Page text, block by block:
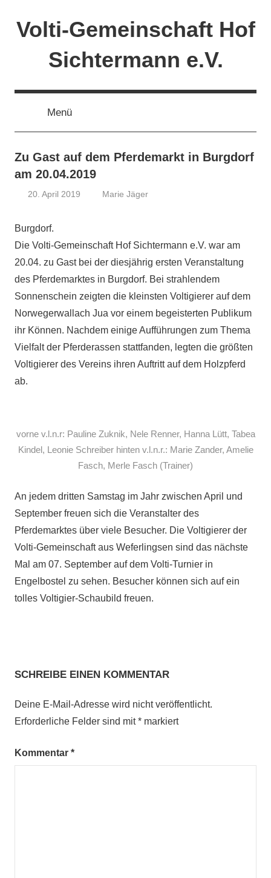
InhaltVolti-Gemeinschaft Hof
Sichtermann e.V.
Menü
Zu Gast auf dem Pferdemarkt in Burgdorf
am 20.04.2019
20. April 2019
Marie Jäger
Burgdorf.
Die Volti-Gemeinschaft Hof Sichtermann e.V. war am
20.04. zu Gast bei der diesjährig ersten Veranstaltung
des Pferdemarktes in Burgdorf. Bei strahlendem
Sonnenschein zeigten die kleinsten Voltigierer auf dem
Norwegerwallach Jua vor einem begeisterten Publikum
ihr Können. Nachdem einige Aufführungen zum Thema
Vielfalt der Pferderassen stattfanden, legten die größten
Voltigierer des Vereins ihren Auftritt auf dem Holzpferd
ab.
vorne v.l.n.r: Pauline Zuknik, Nele Renner, Hanna Lütt, Tabea
Kindel, Leonie Schreiber hinten v.l.n.r.: Marie Zander, Amelie
Fasch, Merle Fasch (Trainer)
An jedem dritten Samstag im Jahr zwischen April und
September freuen sich die Veranstalter des
Pferdemarktes über viele Besucher. Die Voltigierer der
Volti-Gemeinschaft aus Weferlingsen sind das nächste
Mal am 07. September auf dem Volti-Turnier in
Engelbostel zu sehen. Besucher können sich auf ein
tolles Voltigier-Schaubild freuen.
2019
SCHREIBE EINEN KOMMENTAR
Deine E-Mail-Adresse wird nicht veröffentlicht.
Erforderliche Felder sind mit* markiert
Kommentar *